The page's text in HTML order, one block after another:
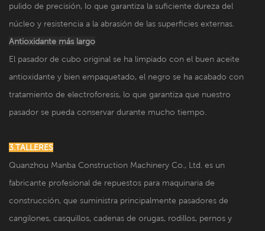
pulido de precisión, lo que garantiza la suficiente dureza del
núcleo y resistencia a la abrasión de las superficies externas.
Antioxidante más largo
El pasador de cubo original se ha limpiado con el buen aceite
antioxidante y bien empaquetado, el negro se ha acabado con
tratamiento de electroforesis, lo que garantiza que nuestro
pasador se pueda conservar durante mucho tiempo.
3.TALLERES
Quanzhou Manba Construction Machinery Co., Ltd. es un
fabricante profesional de repuestos para maquinaria de
construcción, que suministra principalmente pasadores de
cangilones, casquillos, cadenas de orugas, rodillos, pernos y